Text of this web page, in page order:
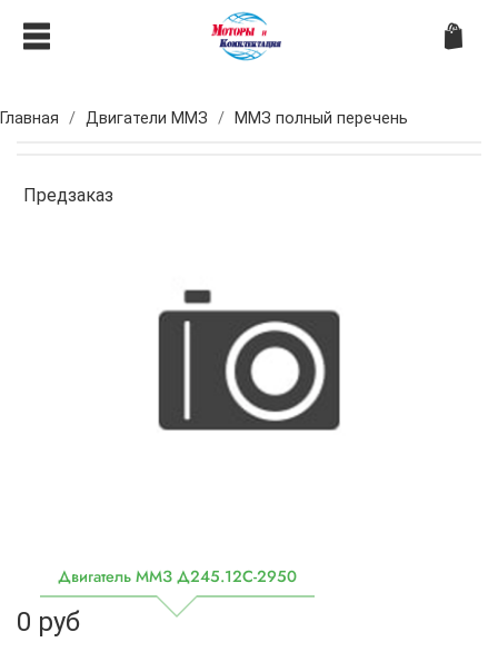
Главная Двигатели ММЗ ММЗ полный перечень
Предзаказ
Двигатель ММЗ Д245.12С-2950
0 руб